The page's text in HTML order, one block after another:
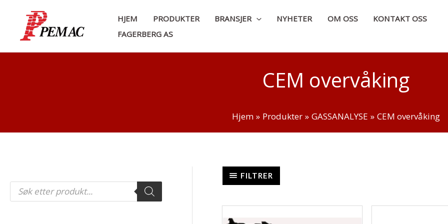
innholdet
HJEM PRODUKTER BRANSJER NYHETER OM OSS
KONTAKT OSS
FAGERBERG AS
CEM overvåking
Hjem Produkter GASSANALYSE CEM overvåking
P
o
FILTRER